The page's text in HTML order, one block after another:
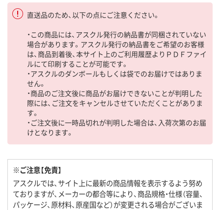
直送品のため、以下の点にご注意ください。
・この商品には、アスクル発行の納品書が同梱されていない
場合があります。アスクル発行の納品書をご希望のお客様
は、商品到着後、本サイト上のご利用履歴よりＰＤＦファイ
ルにて印刷することが可能です。
・アスクルのダンボールもしくは袋でのお届けではありま
せん。
・商品のご注文後に商品がお届けできないことが判明した
際には、ご注文をキャンセルさせていただくことがありま
す。
・ご注文後に一時品切れが判明した場合は、入荷次第のお届
けとなります。
※ご注意【免責】
アスクルでは、サイト上に最新の商品情報を表示するよう努め
ておりますが、メーカーの都合等により、商品規格・仕様（容量、
パッケージ、原材料、原産国など）が変更される場合がございま